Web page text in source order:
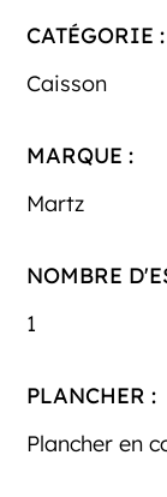
CATÉGORIE :
Caisson
MARQUE :
Martz
NOMBRE
1
PLANCHER :
Plancher en